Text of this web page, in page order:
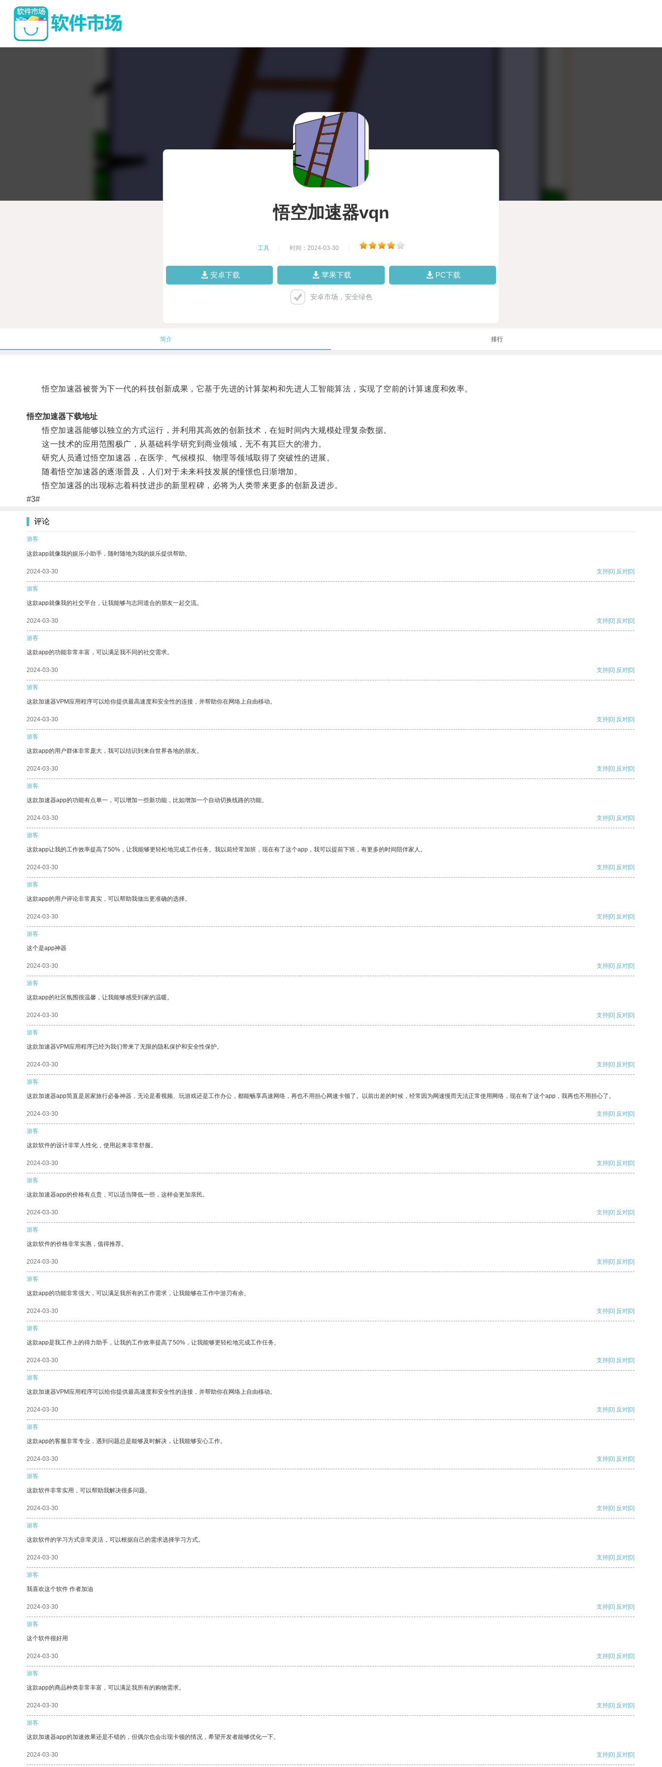
悟空加速器vqn
工具 时间：2024-03-30
安卓下载 苹果下载 PC下载
安卓市场，安全绿色
简介 排行
悟空加速器被誉为下一代的科技创新成果，它基于先进的计算架构和先进人工智能算法，实现了空前的计算速度和效率。
悟空加速器下载地址
悟空加速器能够以独立的方式运行，并利用其高效的创新技术，在短时间内大规模处理复杂数据。
这一技术的应用范围极广，从基础科学研究到商业领域，无不有其巨大的潜力。
研究人员通过悟空加速器，在医学、气候模拟、物理等领域取得了突破性的进展。
随着悟空加速器的逐渐普及，人们对于未来科技发展的憧憬也日渐增加。
悟空加速器的出现标志着科技进步的新里程碑，必将为人类带来更多的创新及进步。
#3#
评论
游客
这款app就像我的娱乐小助手，随时随地为我的娱乐提供帮助。
2024-03-30 支持[0] 反对[0]
游客
这款app就像我的社交平台，让我能够与志同道合的朋友一起交流。
2024-03-30 支持[0] 反对[0]
游客
这款app的功能非常丰富，可以满足我不同的社交需求。
2024-03-30 支持[0] 反对[0]
游客
这款加速器VPM应用程序可以给你提供最高速度和安全性的连接，并帮助你在网络上自由移动。
2024-03-30 支持[0] 反对[0]
游客
这款app的用户群体非常庞大，我可以结识到来自世界各地的朋友。
2024-03-30 支持[0] 反对[0]
游客
这款加速器app的功能有点单一，可以增加一些新功能，比如增加一个自动切换线路的功能。
2024-03-30 支持[0] 反对[0]
游客
这款app让我的工作效率提高了50%，让我能够更轻松地完成工作任务。我以前经常加班，现在有了这个app，我可以提前下班，有更多的时间陪伴家人。
2024-03-30 支持[0] 反对[0]
游客
这款app的用户评论非常真实，可以帮助我做出更准确的选择。
2024-03-30 支持[0] 反对[0]
游客
这个是app神器
2024-03-30 支持[0] 反对[0]
游客
这款app的社区氛围很温馨，让我能够感受到家的温暖。
2024-03-30 支持[0] 反对[0]
游客
这款加速器VPM应用程序已经为我们带来了无限的隐私保护和安全性保护。
2024-03-30 支持[0] 反对[0]
游客
这款加速器app简直是居家旅行必备神器，无论是看视频、玩游戏还是工作办公，都能畅享高速网络，再也不用担心网速卡顿了。以前出差的时候，经常因为网速慢而无法正常使用网络，现在有了这个app，我再也不用担心了。
2024-03-30 支持[0] 反对[0]
游客
这款软件的设计非常人性化，使用起来非常舒服。
2024-03-30 支持[0] 反对[0]
游客
这款加速器app的价格有点贵，可以适当降低一些，这样会更加亲民。
2024-03-30 支持[0] 反对[0]
游客
这款软件的价格非常实惠，值得推荐。
2024-03-30 支持[0] 反对[0]
游客
这款app的功能非常强大，可以满足我所有的工作需求，让我能够在工作中游刃有余。
2024-03-30 支持[0] 反对[0]
游客
这款app是我工作上的得力助手，让我的工作效率提高了50%，让我能够更轻松地完成工作任务。
2024-03-30 支持[0] 反对[0]
游客
这款加速器VPM应用程序可以给你提供最高速度和安全性的连接，并帮助你在网络上自由移动。
2024-03-30 支持[0] 反对[0]
游客
这款app的客服非常专业，遇到问题总是能够及时解决，让我能够安心工作。
2024-03-30 支持[0] 反对[0]
游客
这款软件非常实用，可以帮助我解决很多问题。
2024-03-30 支持[0] 反对[0]
游客
这款软件的学习方式非常灵活，可以根据自己的需求选择学习方式。
2024-03-30 支持[0] 反对[0]
游客
我喜欢这个软件 作者加油
2024-03-30 支持[0] 反对[0]
游客
这个软件很好用
2024-03-30 支持[0] 反对[0]
游客
这款app的商品种类非常丰富，可以满足我所有的购物需求。
2024-03-30 支持[0] 反对[0]
游客
这款加速器app的加速效果还是不错的，但偶尔也会出现卡顿的情况，希望开发者能够优化一下。
2024-03-30 支持[0] 反对[0]